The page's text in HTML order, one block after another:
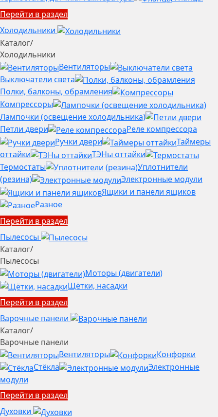
Перейти в раздел
Холодильники
Каталог/
Холодильники
Вентиляторы
Выключатели света
Полки, балконы, обрамления
Компрессоры
Лампочки (освещение холодильника)
Петли двери
Реле компрессора
Ручки двери
Таймеры
оттайки
ТЭНы оттайки
Термостаты
Уплотнители
(резина)
Электронные модули
Ящики и панели ящиков
Разное
Перейти в раздел
Пылесосы
Каталог/
Пылесосы
Моторы (двигатели)
Щётки, насадки
Перейти в раздел
Варочные панели
Каталог/
Варочные панели
Вентиляторы
Конфорки
Стёкла
Электронные
модули
Перейти в раздел
Духовки